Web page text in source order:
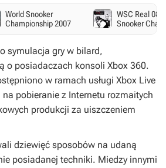
World Snooker
Championship 2007
WSC Real 08:
Snooker
symulacja gry w bilard,
o posiadaczach konsoli Xbox 360.
w ramach usługi Xbox Live
pobieranie z Internetu rozmaitych
produkcji za uiszczeniem
dziewięć sposobów na udaną
posiadanej techniki. Miedzy innymi